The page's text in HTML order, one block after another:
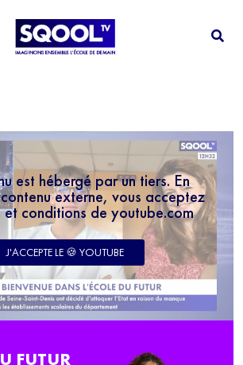
est hébergé par un tiers. En
externe, vous acceptez
et conditions de youtube.com
J'ACCEPTE LE 🍪 YOUTUBE
FUTUR